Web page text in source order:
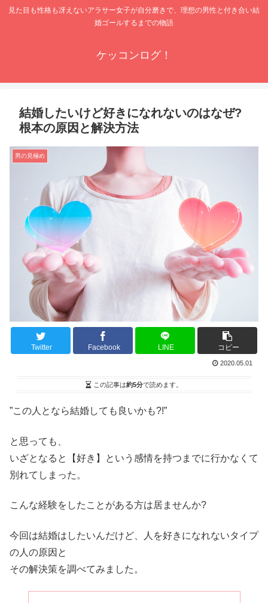
見た目も性格も冴えないアラサー女子が自分磨きで、理想の男性と付き合い結
婚ゴールするまでの物語
ケッコンログ！
結婚したいけど好きになれないのはなぜ?
根本の原因と解決方法
男の見極め
Twitter Facebook LINE コピー
2020.05.01
この記事は約5分で読めます。
”この人となら結婚しても良いかも?!”
と思っても、
いざとなると【好き】という感情を持つまでに行かなくて
別れてしまった。
こんな経験をしたことがある方は居ませんか?
今回は結婚はしたいんだけど、人を好きになれないタイプ
の人の原因と
その解決策を調べてみました。